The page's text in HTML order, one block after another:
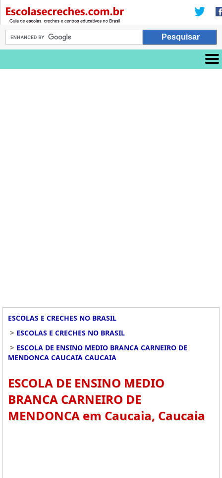
ESCOLAS E CRECHES NO BRASIL
> ESCOLAS E CRECHES NO BRASIL
> ESCOLA DE ENSINO MEDIO BRANCA CARNEIRO DE
MENDONCA CAUCAIA CAUCAIA
ESCOLA DE ENSINO MEDIO
BRANCA CARNEIRO DE
MENDONCA em Caucaia, Caucaia